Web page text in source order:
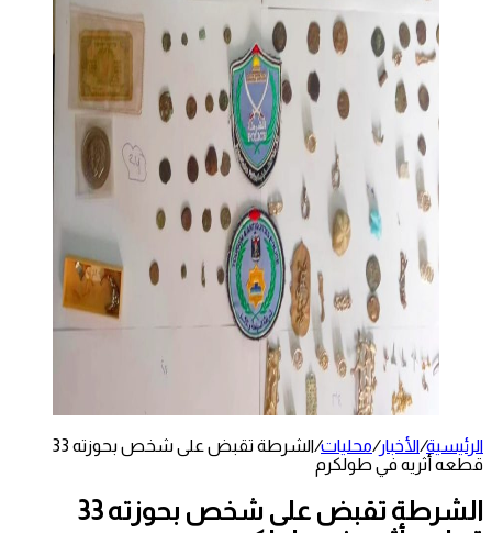
الرئيسية/الأخبار/محليات/
الشرطة تقبض على شخص بحوزته 33
قطعه أثريه في طولكرم
الشرطة تقبض على شخص بحوزته 33